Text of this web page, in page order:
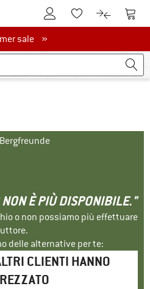
Al conto clienteAlla lista
Al Al
salesale »
NON È PIÙ DISPONIBILE."
o non possiamo più effettuare
delle alternative per te:
CLIENTI HANNO